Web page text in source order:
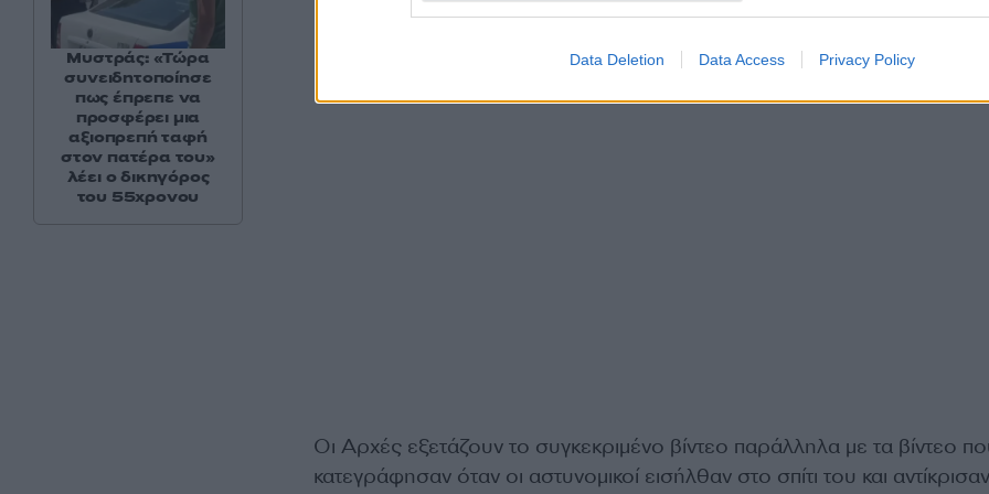
Data Deletion Data Access Privacy Policy
Οι Αρχές εξετάζουν το συγκεκριμένο βίντεο παράλληλα με τα βίντεο
κατεγράφησαν όταν οι αστυνομικοί εισήλθαν στο σπίτι του και
Μυστράς: «Τώρα
συνειδητοποίησε
πως έπρεπε να
προσφέρει μια
αξιοπρεπή ταφή
στον πατέρα του»
λέει ο δικηγόρος
του 55χρονου